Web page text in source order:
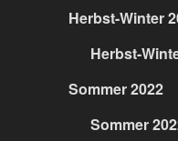
Herbst-Winter
Herbst-
Sommer 2022
Sommer